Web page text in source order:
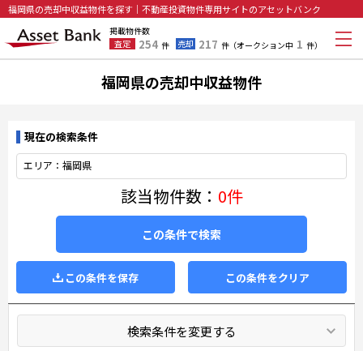
福岡県の売却中収益物件を探す｜不動産投資物件専用サイトのアセットバンク
掲載物件数
査定
254 件 売却 217 件（オークション中 1 件）
福岡県の売却中収益物件
現在の検索条件
エリア：福岡県
該当物件数： 0件
この条件で検索
この条件を保存 この条件をクリア
検索条件を変更する